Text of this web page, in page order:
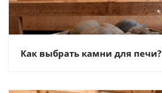
Как выбрать камни для печи?